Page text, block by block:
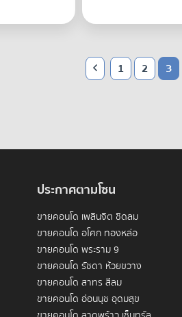
1 2 3
ประกาศตามโซน
ขายคอนโด เพลินจิต ชิดลม
ขายคอนโด อโศก ทองหล่อ
ขายคอนโด พระราม 9
ขายคอนโด รัชดา ห้วยขวาง
ขายคอนโด สาทร สีลม
ขายคอนโด อ่อนนุช อุดมสุข